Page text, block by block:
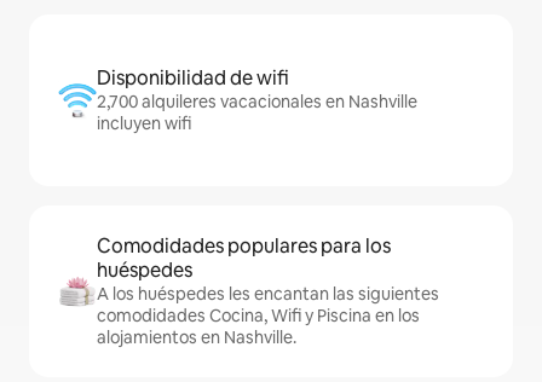
Disponibilidad de wifi
2,700 alquileres vacacionales en Nashville
incluyen wifi
Comodidades populares para los
huéspedes
A los huéspedes les encantan las siguientes
comodidades Cocina, Wifi y Piscina en los
alojamientos en Nashville.